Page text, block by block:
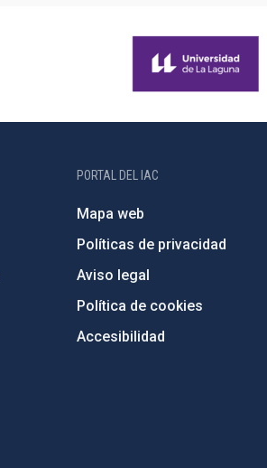
PORTAL DEL IAC
Mapa web
Políticas de privacidad
Aviso legal
Política de cookies
Accesibilidad